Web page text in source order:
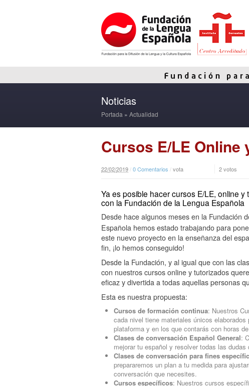
Noticias
Portada » Actualidad
Cursos E/LE Online
22/02/2019/0 Comentarios /vota 2 votos
Ya es posible hacer cursos E/LE, online y
con la Fundación de la Lengua Española
Desde hace algunos meses en la Fundación
Española hemos estado trabajando para
este nuevo proyecto en la enseñanza del
fin, ¡lo hemos conseguido!
Desde la Fundación, y al igual que con las
con nuestros cursos online y tutorizados
eficaz y divertida a todas aquellas personas
Esta es nuestra propuesta:
Cursos de formación continua: Nuestros
cada nivel tiene materiales únicos
plataforma y en los que contarás con horas
Clases de conversación Español General:
mejorar tu español y resolver todas las dudas
Clases de conversación para fines
prepararemos un plan a tu medida para
conversación que necesites.
Cursos específicos: Nuestros cursos